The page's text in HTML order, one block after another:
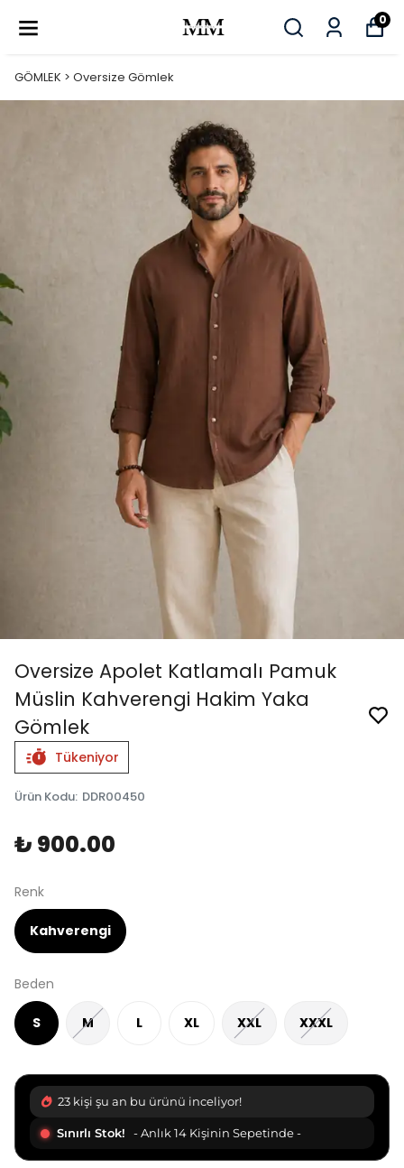
0
GÖMLEK > Oversize Gömlek
Oversize Apolet Katlamalı Pamuk
Müslin Kahverengi Hakim Yaka
Gömlek
Tükeniyor
Ürün Kodu: DDR00450
₺ 900.00
Renk
Kahverengi
Beden
S M L XL XXL XXXL
23 kişi şu an bu ürünü inceliyor!
Sınırlı Stok! - Anlık 14 Kişinin Sepetinde -